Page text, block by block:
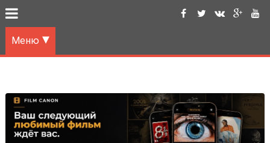
Меню